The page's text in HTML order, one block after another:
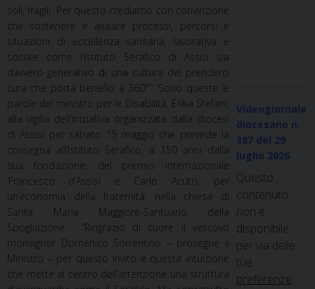
soli, fragili. Per questo crediamo con convinzione
che sostenere e aiutare processi, percorsi e
situazioni di eccellenza sanitaria, lavorativa e
sociale come l’Istituto Serafico di Assisi sia
davvero generativo di una cultura del prenderci
cura che porta benefici a 360°”. Sono queste le
parole del ministro per le Disabilità, Erika Stefani,
alla vigilia dell’iniziativa organizzata dalla diocesi
di Assisi per sabato 15 maggio che prevede la
consegna all’Istituto Serafico, a 150 anni dalla
sua fondazione, del premio internazionale
‘Francesco d’Assisi e Carlo Acutis, per
un’economia della fraternità’ nella chiesa di
Santa Maria Maggiore-Santuario della
Spogliazione. “Ringrazio di cuore il vescovo
monsignor Domenico Sorrentino – prosegue il
Ministro – per questo invito e questa intuizione
che mette al centro dell’attenzione una struttura
Videogiornale
diocesano n.
387 del 29
luglio 2026
Questo
contenuto
non è
disponibile
per via delle
tue
preferenze